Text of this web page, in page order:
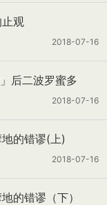
观
2018-07-16
后二波罗蜜多
2018-07-16
的错谬(上)
2018-07-16
的错谬（下）